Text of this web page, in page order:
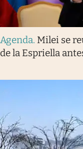
Agenda. Milei se
de la Espriella